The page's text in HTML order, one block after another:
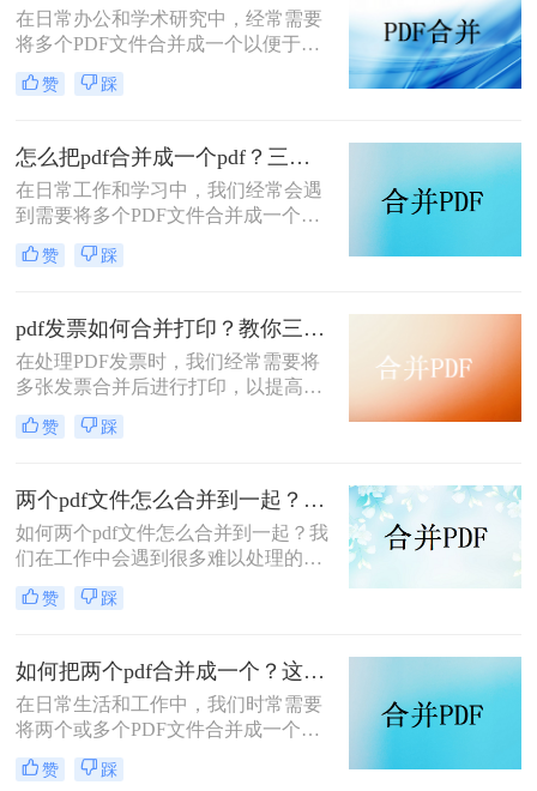
在日常办公和学术研究中，经常需要
将多个PDF文件合并成一个以便于管
理和分享。那么三个pdf文件怎么合成
一个呢？本文将介绍四种将三个PDF
赞 踩
怎么把pdf合并成一个pdf？三种方法教你快速合并pdf！
在日常工作和学习中，我们经常会遇
到需要将多个PDF文件合并成一个文
件的需求。无论是为了整理资料、简
化分享流程，还是为了更方便地阅读
的功能。那么怎么把pdf合并成一个
pdf呢？以下将详细介绍几种常用的
PDF合并方法，帮助您轻松实现这一
目标。
赞 踩
pdf发票如何合并打印？教你三种简单合并方法！
在处理PDF发票时，我们经常需要将
多张发票合并后进行打印，以提高工
作效率和节省纸张。那么PDF发票如
何合并打印呢？以下将介绍三种合并
轻松应对这一需求。
赞 踩
两个pdf文件怎么合并到一起？大家来试试这3种方法吧！
如何两个pdf文件怎么合并到一起？我
们在工作中会遇到很多难以处理的文
件，比如PDF文件，特别是多个PDF
文件合并成一个PDF文件。事实上，
互联网上找到相关的方法。最后，我
们不能达到我们理想的预期。让我们
来看看pdf合并的方法。
赞 踩
如何把两个pdf合并成一个？这4种合并方法很好用！
在日常生活和工作中，我们时常需要
将两个或多个PDF文件合并成一个，
以便于管理、查阅和分享。那么如何
把两个pdf合并成一个呢？本文将介绍
赞 踩